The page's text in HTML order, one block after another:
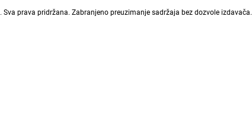
. Sva prava pridržana. Zabranjeno preuzimanje sadržaja bez dozvole izdavača.